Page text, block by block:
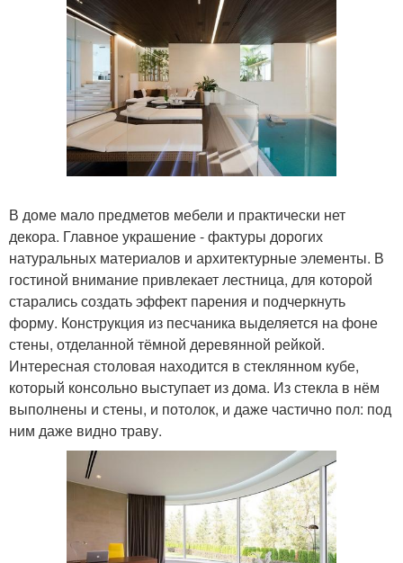
В доме мало предметов мебели и практически нет
декора. Главное украшение - фактуры дорогих
натуральных материалов и архитектурные элементы. В
гостиной внимание привлекает лестница, для которой
старались создать эффект парения и подчеркнуть
форму. Конструкция из песчаника выделяется на фоне
стены, отделанной тёмной деревянной рейкой.
Интересная столовая находится в стеклянном кубе,
который консольно выступает из дома. Из стекла в нём
выполнены и стены, и потолок, и даже частично пол: под
ним даже видно траву.